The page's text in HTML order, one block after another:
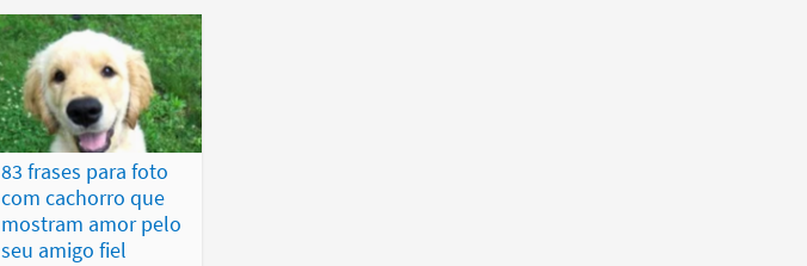
83 frases para foto
com cachorro que
mostram amor pelo
seu amigo fiel